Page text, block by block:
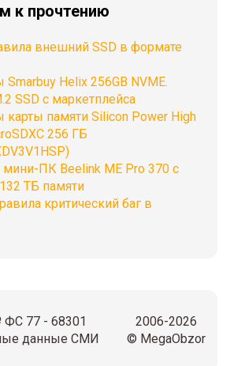
к прочтению
внешний SSD в формате
Smarbuy Helix 256GB NVME.
SSD с маркетплейса
карты памяти Silicon Power High
256 ГБ
ПК Beelink ME Pro 370 с
ТБ памяти
критический баг в
77 - 68301
данные СМИ
2006-2026
© MegaObzor